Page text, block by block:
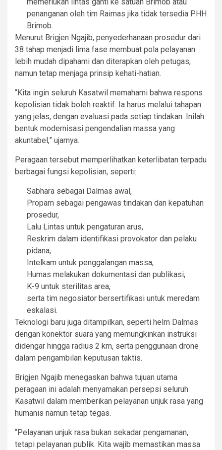
penanganan oleh tim Raimas jika tidak tersedia PHH
Brimob.
Menurut Brigjen Ngajib, penyederhanaan prosedur dari
38 tahap menjadi lima fase membuat pola pelayanan
lebih mudah dipahami dan diterapkan oleh petugas,
namun tetap menjaga prinsip kehati-hatian.
“Kita ingin seluruh Kasatwil memahami bahwa respons
kepolisian tidak boleh reaktif. Ia harus melalui tahapan
yang jelas, dengan evaluasi pada setiap tindakan. Inilah
bentuk modernisasi pengendalian massa yang
akuntabel,” ujarnya.
Peragaan tersebut memperlihatkan keterlibatan terpadu
berbagai fungsi kepolisian, seperti:
Sabhara sebagai Dalmas awal,
Propam sebagai pengawas tindakan dan kepatuhan
prosedur,
Lalu Lintas untuk pengaturan arus,
Reskrim dalam identifikasi provokator dan pelaku
pidana,
Intelkam untuk penggalangan massa,
Humas melakukan dokumentasi dan publikasi,
K-9 untuk sterilitas area,
serta tim negosiator bersertifikasi untuk meredam
eskalasi.
Teknologi baru juga ditampilkan, seperti helm Dalmas
dengan konektor suara yang memungkinkan instruksi
didengar hingga radius 2 km, serta penggunaan drone
dalam pengambilan keputusan taktis.
Brigjen Ngajib menegaskan bahwa tujuan utama
peragaan ini adalah menyamakan persepsi seluruh
Kasatwil dalam memberikan pelayanan unjuk rasa yang
humanis namun tetap tegas.
“Pelayanan unjuk rasa bukan sekadar pengamanan,
tetapi pelayanan publik. Kita wajib memastikan massa